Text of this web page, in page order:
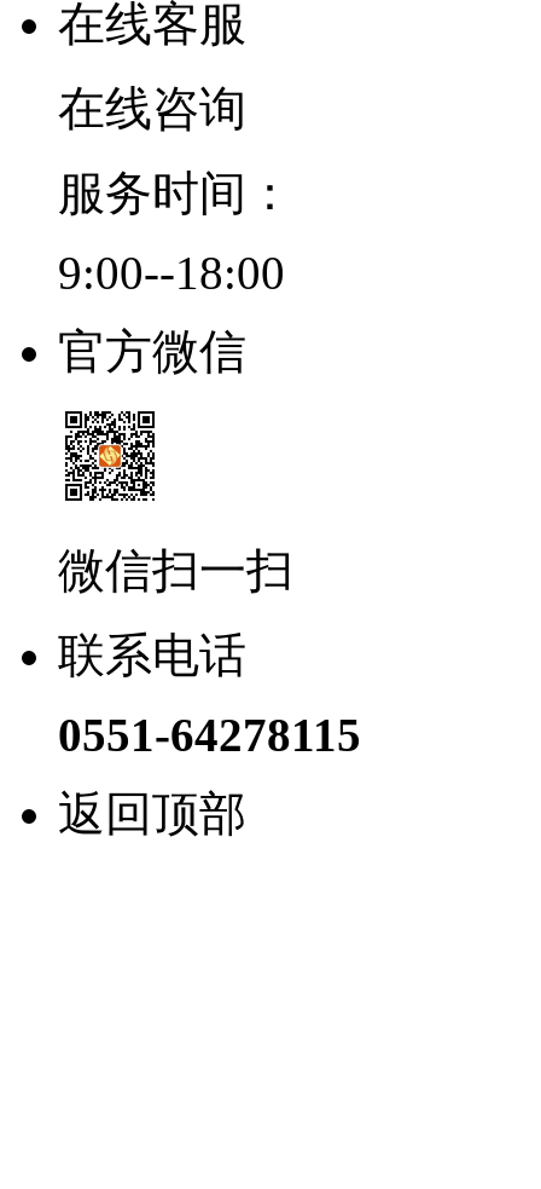
在线客服
在线咨询
服务时间：
9:00--18:00
官方微信
微信扫一扫
联系电话
0551-64278115
返回顶部